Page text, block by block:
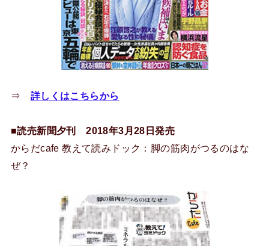
⇒ 詳しくはこちらから
■読売新聞夕刊 2018年3月28日発売
からだcafe 教えて読みドック：脚の筋肉がつるのはな
ぜ？